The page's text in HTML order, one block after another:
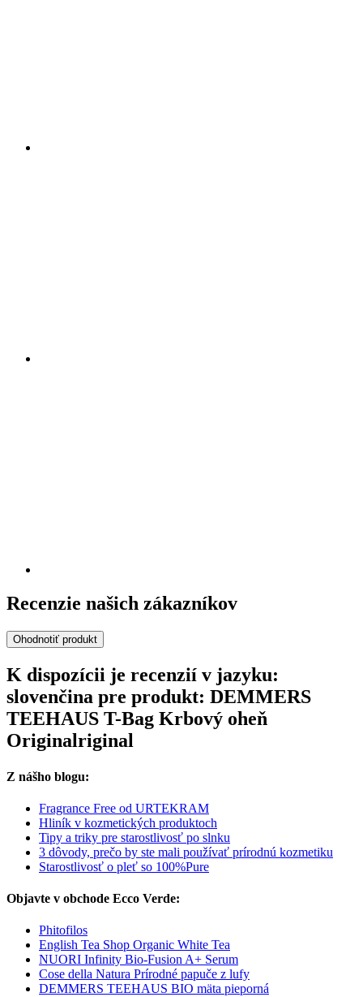
Recenzie našich zákazníkov
Ohodnotiť produkt
K dispozícii je recenzií v jazyku:
slovenčina pre produkt: DEMMERS
TEEHAUS T-Bag Krbový oheň
Originalriginal
Z nášho blogu:
Fragrance Free od URTEKRAM
Hliník v kozmetických produktoch
Tipy a triky pre starostlivosť po slnku
3 dôvody, prečo by ste mali používať prírodnú kozmetiku
Starostlivosť o pleť so 100%Pure
Objavte v obchode Ecco Verde:
Phitofilos
English Tea Shop Organic White Tea
NUORI Infinity Bio-Fusion A+ Serum
Cose della Natura Prírodné papuče z lufy
DEMMERS TEEHAUS BIO mäta pieporná